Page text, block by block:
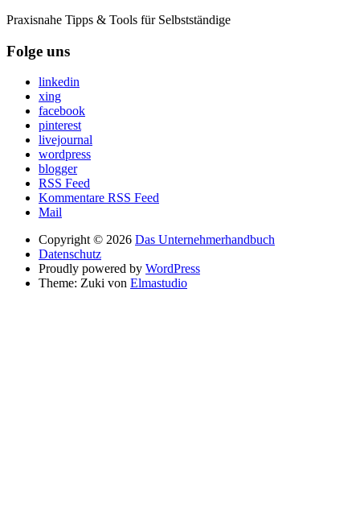
Praxisnahe Tipps & Tools für Selbstständige
Folge uns
linkedin
xing
facebook
pinterest
livejournal
wordpress
blogger
RSS Feed
Kommentare RSS Feed
Mail
Copyright © 2026 Das Unternehmerhandbuch
Datenschutz
Proudly powered by WordPress
Theme: Zuki von Elmastudio